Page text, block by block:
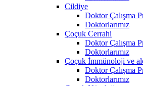
Cildiye
Doktor Çalışma
Doktorlarımız
Çoçuk Cerrahi
Doktor Çalışma
Doktorlarımız
Çoçuk İmmünoloji ve
Doktor Çalışma
Doktorlarımız